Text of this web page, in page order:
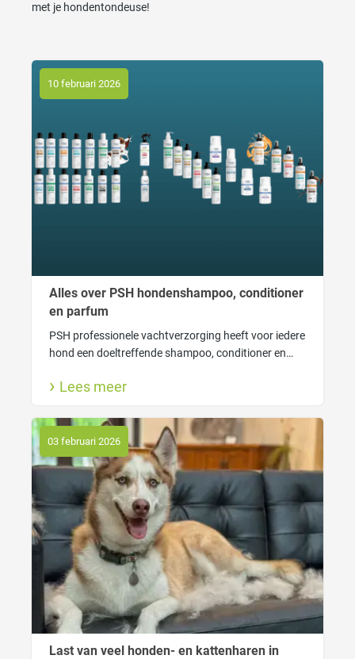
met je hondentondeuse!
10 februari 2026
Alles over PSH hondenshampoo, conditioner
en parfum
PSH professionele vachtverzorging heeft voor iedere
hond een doeltreffende shampoo, conditioner en
wassen goed is voor jouw hond en wanneer gebruik
Lees meer
03 februari 2026
Last van veel honden- en kattenharen in